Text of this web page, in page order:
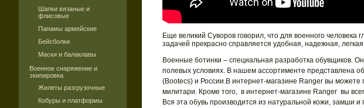
Шапки вязаные и
флисовые
Панамы армейские
Бейсболки
Маски и балаклавы
Военное снаряжение и
экипировка
Жилеты разгрузочные
Кобуры и платформы
Еще великий Суворов говорил, что для военного человека
задачей прекрасно справляется удобная, надежная,
Военные ботинки – специальная разработка обувщиков.
полевых условиях. В нашем ассортименте представлена
(Bootecs) и России.В интернет-магазине Ranger вы
милитари. Кроме того, в интернет-магазине Ranger вы
Вся эта обувь производится из натуральной кожи, замши